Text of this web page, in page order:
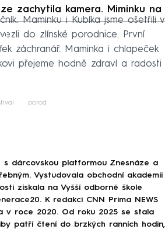
zachytila kamera. Miminku na
Maminku i Kubíka jsme ošetřili v
do zlínské porodnice. První
záchranář. Maminka i chlapeček
přejeme hodně zdraví a radosti
porod
s dárcovskou platformou Znesnáze a
Vystudovala obchodní akademii
získala na Vyšší odborné škole
K redakci CNN Prima NEWS
v roce 2020. Od roku 2025 se stala
patří čtení do brzkých ranních hodin,